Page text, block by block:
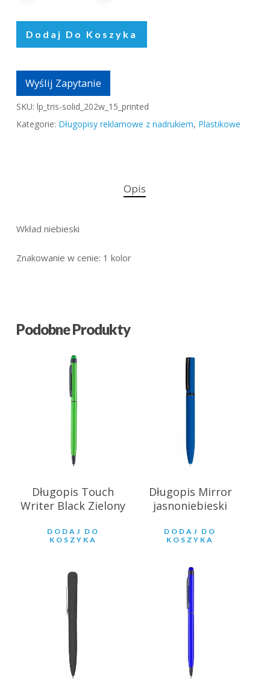
Dodaj Do Koszyka
Wyślij Zapytanie
SKU: lp_tris-solid_202w_15_printed
Kategorie: Długopisy reklamowe z nadrukiem, Plastikowe
Opis
Wkład niebieski
Znakowanie w cenie: 1 kolor
Podobne Produkty
2.60
Długopis Touch
Writer Black Zielony
DODAJ DO
KOSZYKA
9.89
Długopis Mirror
jasnoniebieski
DODAJ DO
KOSZYKA
56.91 2.60